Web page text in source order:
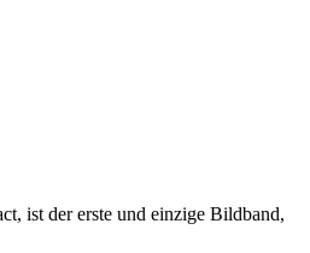
ist der erste und einzige Bildband,